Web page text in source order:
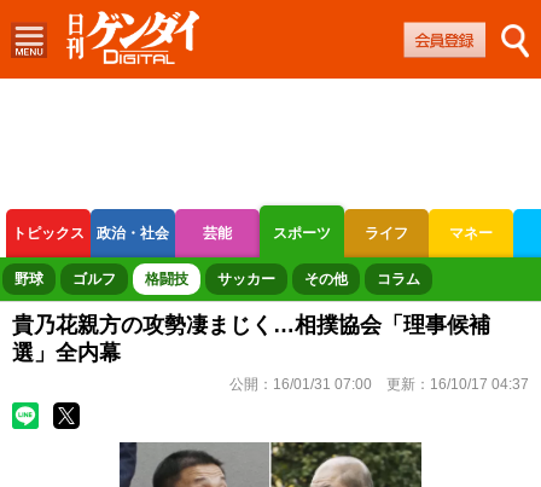
トピックス 政治・社会 芸能 スポーツ ライフ マネー
ボートレース 競輪 オートレース
野球 ゴルフ 格闘技 サッカー その他 コラム
貴乃花親方の攻勢凄まじく…相撲協会「理事候補
選」全内幕
公開： 16/01/31 07:00 更新： 16/10/17 04:37